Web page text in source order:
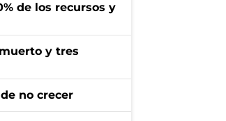
de los recursos y
y tres
no crecer